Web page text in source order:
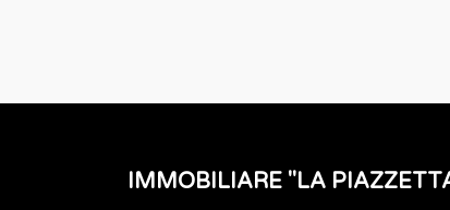
IMMOBILIARE "LA